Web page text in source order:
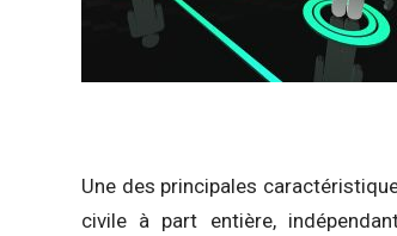
Une des principales
civile à part entière,